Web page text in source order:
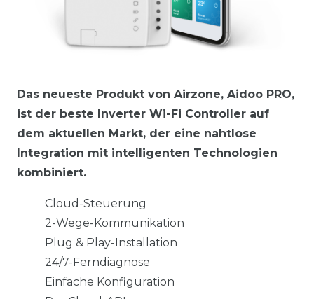
Das neueste Produkt von Airzone, Aidoo PRO,
ist der beste Inverter Wi-Fi Controller auf
dem aktuellen Markt, der eine nahtlose
Integration mit intelligenten Technologien
kombiniert.
Cloud-Steuerung
2-Wege-Kommunikation
Plug & Play-Installation
24/7-Ferndiagnose
Einfache Konfiguration